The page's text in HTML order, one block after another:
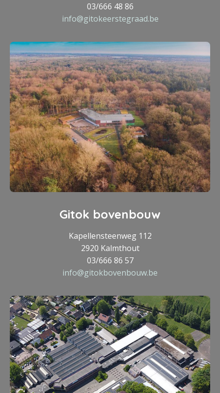
03/666 48 86
info@gitokeerstegraad.be
Gitok bovenbouw
Kapellensteenweg 112
2920 Kalmthout
03/666 86 57
info@gitokbovenbouw.be